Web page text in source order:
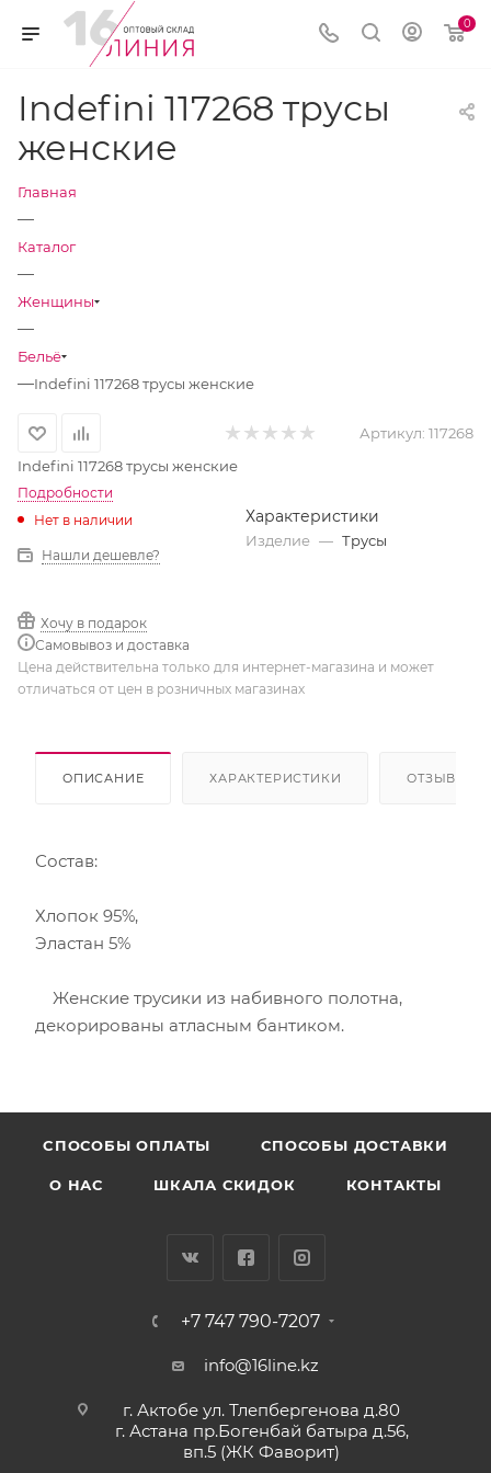
0
Indefini 117268 трусы
женские
Главная
—
Каталог
—
Женщины
—
Бельё
—Indefini 117268 трусы женские
Артикул: 117268
Indefini 117268 трусы женские
Подробности
Нет в наличии
Нашли дешевле?
Хочу в подарок
Самовывоз и доставка
Характеристики
Изделие — Трусы
Цена действительна только для интернет-магазина и может
отличаться от цен в розничных магазинах
ОПИСАНИЕ ХАРАКТЕРИСТИКИ ОТЗЫВЫ
Состав:
Хлопок 95%,
Эластан 5%
Женские трусики из набивного полотна,
декорированы атласным бантиком.
CПОСОБЫ ОПЛАТЫ СПОСОБЫ ДОСТАВКИ
О НАС ШКАЛА СКИДОК КОНТАКТЫ
+7 747 790-7207
info@16line.kz
г. Актобе ул. Тлепбергенова д.80
г. Астана пр.Богенбай батыра д.56,
вп.5 (ЖК Фаворит)